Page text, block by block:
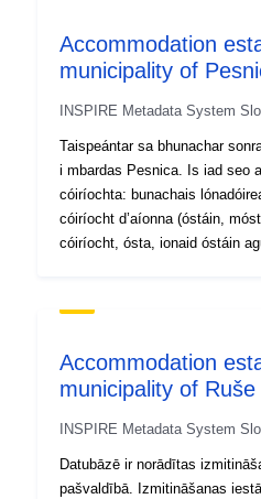
Identifiers:
Accommodation
municipality of
INSPIRE Metadata System
Taispeántar sa bhunachar
i mbardas Pesnica. Is iad seo a leanas na bunaíochtaí
cóiríochta: bunachais
cóiríocht d’aíonna (óstáin,
cóiríocht, ósta, ionaid óstáin
(gníomhaíochtaí comhlántacha
Accommodation
municipality of Ruše
INSPIRE Metadata System
Datubāzē ir norādītas
pašvaldībā. Izmitināšanas iestādes ir: ēdināšanas